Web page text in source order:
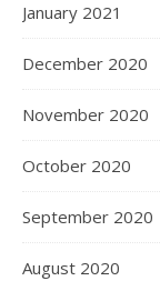
January 2021
December 2020
November 2020
October 2020
September 2020
August 2020